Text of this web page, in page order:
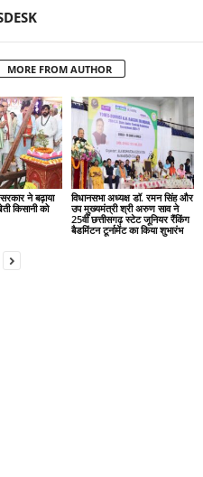
MORE FROM AUTHOR
ने बढ़ाया
किसानी को
विधानसभा अध्यक्ष डॉ. रमन सिंह और
उप मुख्यमंत्री श्री अरुण साव ने
25वीं छत्तीसगढ़ स्टेट जूनियर रैंकिंग
बैडमिंटन टूर्नामेंट का किया शुभारंभ